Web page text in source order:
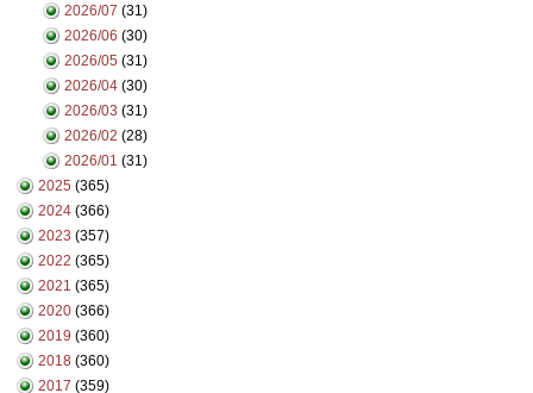
2026/07 (31)
2026/06 (30)
2026/05 (31)
2026/04 (30)
2026/03 (31)
2026/02 (28)
2026/01 (31)
2025 (365)
2024 (366)
2023 (357)
2022 (365)
2021 (365)
2020 (366)
2019 (360)
2018 (360)
2017 (359)